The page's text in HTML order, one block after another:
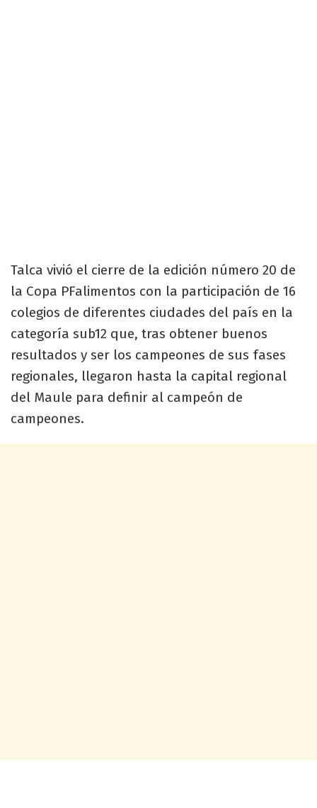
Talca vivió el cierre de la edición número 20 de
la Copa PFalimentos con la participación de 16
colegios de diferentes ciudades del país en la
categoría sub12 que, tras obtener buenos
resultados y ser los campeones de sus fases
regionales, llegaron hasta la capital regional
del Maule para definir al campeón de
campeones.